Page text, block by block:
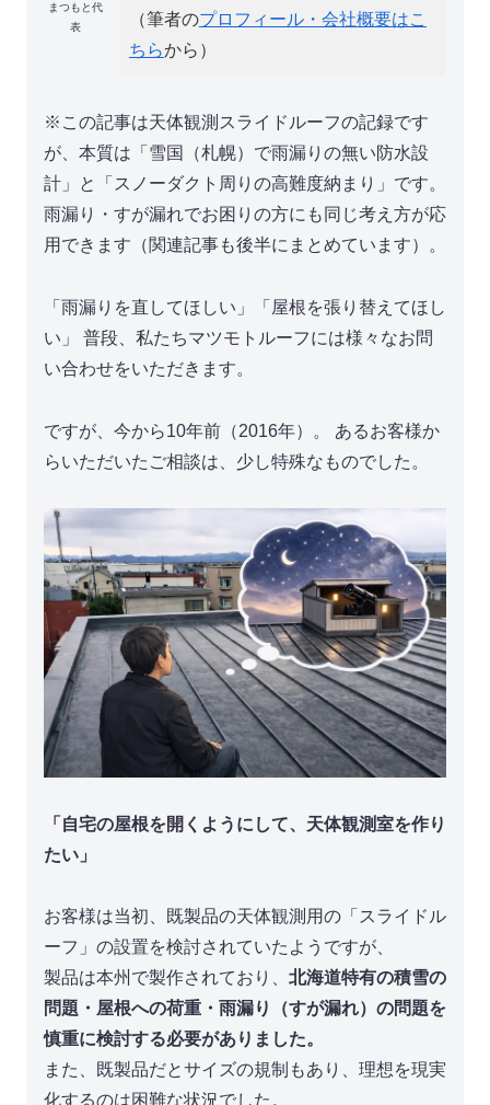
まつもと代
表
（筆者のプロフィール・会社概要はこ
ちらから）
※この記事は天体観測スライドルーフの記録です
が、本質は「雪国（札幌）で雨漏りの無い防水設
計」と「スノーダクト周りの高難度納まり」です。
雨漏り・すが漏れでお困りの方にも同じ考え方が応
用できます（関連記事も後半にまとめています）。
「雨漏りを直してほしい」「屋根を張り替えてほし
い」 普段、私たちマツモトルーフには様々なお問
い合わせをいただきます。
ですが、今から10年前（2016年）。 あるお客様か
らいただいたご相談は、少し特殊なものでした。
「自宅の屋根を開くようにして、天体観測室を作り
たい」
お客様は当初、既製品の天体観測用の「スライドル
ーフ」の設置を検討されていたようですが、
製品は本州で製作されており、 北海道特有の積雪の
問題・屋根への荷重・雨漏り（すが漏れ）の問題を
慎重に検討する必要がありました。
また、既製品だとサイズの規制もあり、理想を現実
化するのは困難な状況でした。